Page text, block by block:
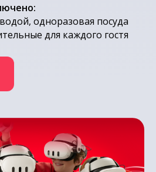
одноразовая посуда
для каждого гостя